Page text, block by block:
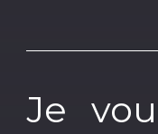
Je